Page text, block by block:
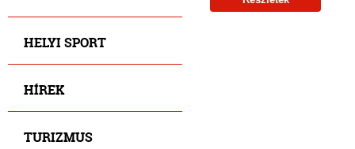
HELYI SPORT
HÍREK
TURIZMUS